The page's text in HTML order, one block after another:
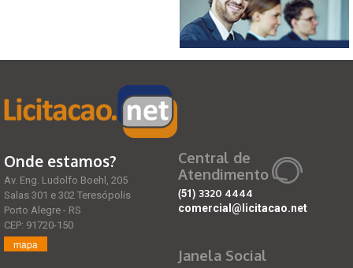
Onde estamos?
Av. Eng. Ludolfo Boehl, 205
Salas 301 e 302 Teresópolis
Porto Alegre - RS
CEP: 91720-150
mapa
Central de
Atendimento
(51) 3320 4444
comercial@licitacao.net
Janela Social